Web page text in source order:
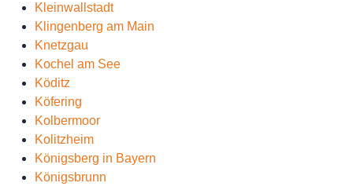
Kleinwallstadt
Klingenberg am Main
Knetzgau
Kochel am See
Köditz
Köfering
Kolbermoor
Kolitzheim
Königsberg in Bayern
Königsbrunn